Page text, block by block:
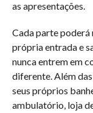
as apresentações.
Cada parte poderá
própria entrada e
nunca entrem em
diferente. Além
seus próprios
ambulatório, loja